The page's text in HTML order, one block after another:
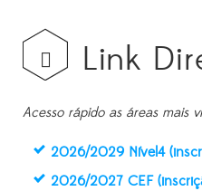
Link
Acesso rápido as áreas mais
2026/2029 Nível4
2026/2027 CEF